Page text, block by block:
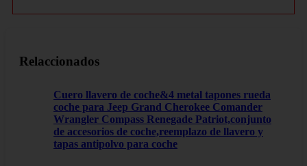
Relaccionados
Cuero llavero de coche&4 metal tapones rueda
coche para Jeep Grand Cherokee Comander
Wrangler Compass Renegade Patriot,conjunto
de accesorios de coche,reemplazo de llavero y
tapas antipolvo para coche